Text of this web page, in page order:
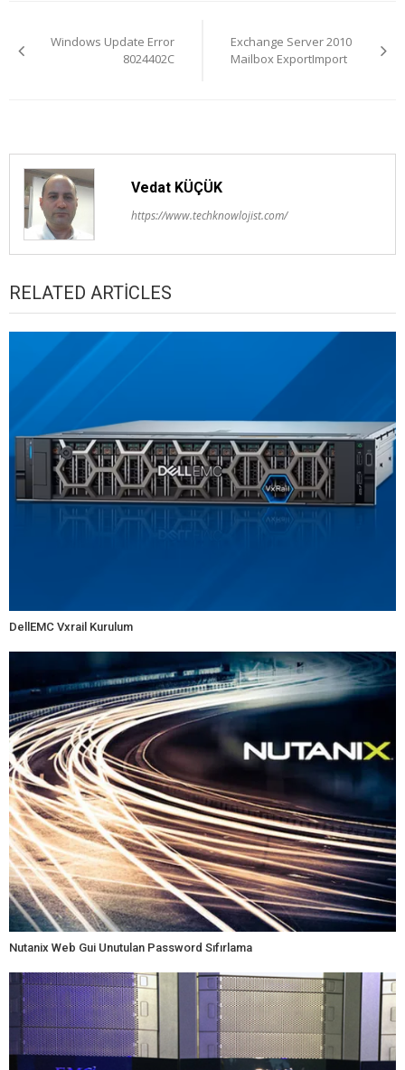
gezinmesi
Windows Update Error
8024402C
Exchange Server 2010
Mailbox ExportImport
Vedat KÜÇÜK
https://www.techknowlojist.com/
RELATED ARTICLES
DellEMC Vxrail Kurulum
Nutanix Web Gui Unutulan Password Sıfırlama